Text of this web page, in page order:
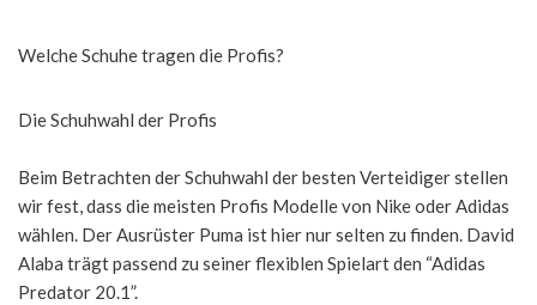
Welche Schuhe tragen die Profis?
Die Schuhwahl der Profis
Beim Betrachten der Schuhwahl der besten Verteidiger stellen
wir fest, dass die meisten Profis Modelle von Nike oder Adidas
wählen. Der Ausrüster Puma ist hier nur selten zu finden. David
Alaba trägt passend zu seiner flexiblen Spielart den “Adidas
Predator 20.1”.